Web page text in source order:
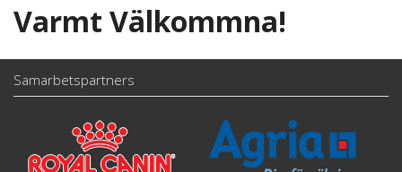
Varmt Välkommna!
Samarbetspartners